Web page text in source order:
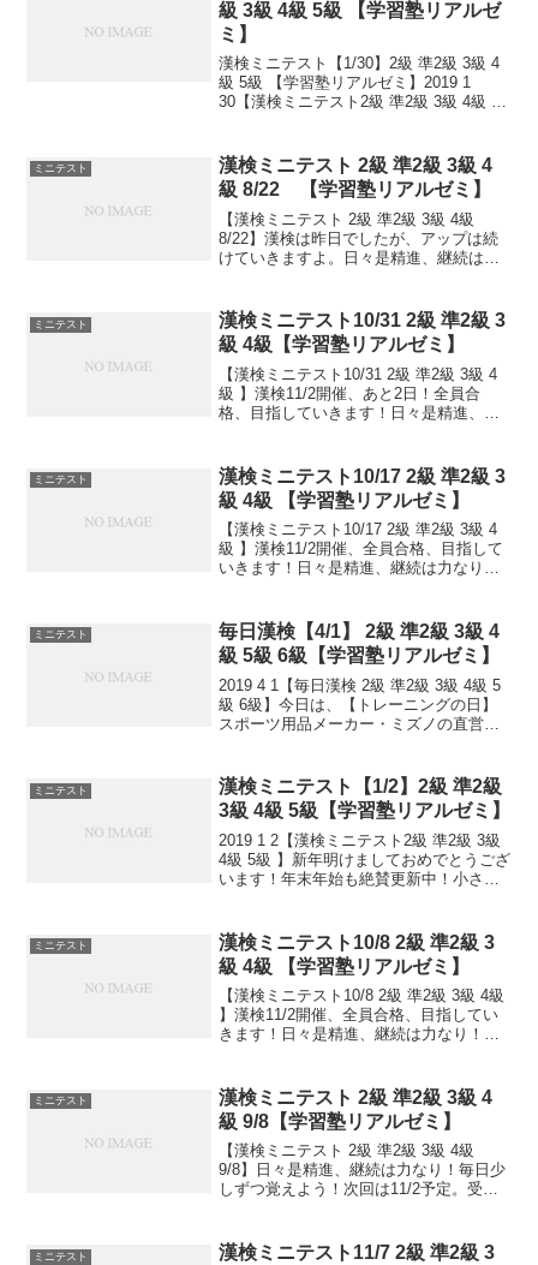
級 3級 4級 5級 【学習塾リアルゼ
ミ】
漢検ミニテスト【1/30】2級 準2級 3級 4
級 5級 【学習塾リアルゼミ】2019 1
30【漢検ミニテスト2級 準2級 3級 4級 5
ら。 日々是精進、継続...
ミニテスト
漢検ミニテスト 2級 準2級 3級 4
級 8/22 【学習塾リアルゼミ】
【漢検ミニテスト 2級 準2級 3級 4級
8/22】漢検は昨日でしたが、アップは続
けていきますよ。日々是精進、継続は力
ミニテスト
漢検ミニテスト10/31 2級 準2級 3
級 4級【学習塾リアルゼミ】
【漢検ミニテスト10/31 2級 準2級 3級 4
級 】漢検11/2開催、あと2日！全員合
格、目指していきます！日々是精進、継
ミニテスト
漢検ミニテスト10/17 2級 準2級 3
級 4級 【学習塾リアルゼミ】
【漢検ミニテスト10/17 2級 準2級 3級 4
級 】漢検11/2開催、全員合格、目指して
いきます！日々是精進、継続は力なり！
ミニテスト
毎日漢検【4/1】 2級 準2級 3級 4
級 5級 6級【学習塾リアルゼミ】
2019 4 1【毎日漢検 2級 準2級 3級 4級 5
級 6級】今日は、【トレーニングの日】
スポーツ用品メーカー・ミズノの直営
いう日。小さなことからコツとコツ
と。...
ミニテスト
漢検ミニテスト【1/2】2級 準2級
3級 4級 5級【学習塾リアルゼミ】
2019 1 2【漢検ミニテスト2級 準2級 3級
4級 5級 】新年明けましておめでとうござ
います！年末年始も絶賛更新中！小さな
精進、継続は力なり！ 毎日少しず...
ミニテスト
漢検ミニテスト10/8 2級 準2級 3
級 4級 【学習塾リアルゼミ】
【漢検ミニテスト10/8 2級 準2級 3級 4級
】漢検11/2開催、全員合格、目指してい
きます！日々是精進、継続は力なり！毎
ミニテスト
漢検ミニテスト 2級 準2級 3級 4
級 9/8【学習塾リアルゼミ】
【漢検ミニテスト 2級 準2級 3級 4級
9/8】日々是精進、継続は力なり！毎日少
しずつ覚えよう！次回は11/2予定。受け
ミニテスト
漢検ミニテスト11/7 2級 準2級 3